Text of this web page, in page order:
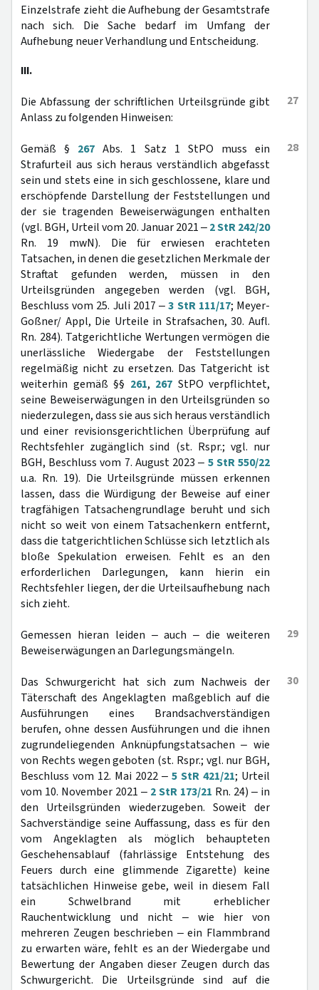
Einzelstrafe zieht die Aufhebung der Gesamtstrafe
nach sich. Die Sache bedarf im Umfang der
Aufhebung neuer Verhandlung und Entscheidung.
III.
27
Die Abfassung der schriftlichen Urteilsgründe gibt
Anlass zu folgenden Hinweisen:
28
Gemäß § 267 Abs. 1 Satz 1 StPO muss ein
Strafurteil aus sich heraus verständlich abgefasst
sein und stets eine in sich geschlossene, klare und
erschöpfende Darstellung der Feststellungen und
der sie tragenden Beweiserwägungen enthalten
(vgl. BGH, Urteil vom 20. Januar 2021 ‒2 StR 242/20
Rn. 19 mwN). Die für erwiesen erachteten
Tatsachen, in denen die gesetzlichen Merkmale der
Straftat gefunden werden, müssen in den
Urteilsgründen angegeben werden (vgl. BGH,
Beschluss vom 25. Juli 2017 ‒3 StR 111/17; Meyer-
Goßner/ Appl, Die Urteile in Strafsachen, 30. Aufl.
Rn. 284). Tatgerichtliche Wertungen vermögen die
unerlässliche Wiedergabe der Feststellungen
regelmäßig nicht zu ersetzen. Das Tatgericht ist
weiterhin gemäß §§ 261, 267 StPO verpflichtet,
seine Beweiserwägungen in den Urteilsgründen so
niederzulegen, dass sie aus sich heraus verständlich
und einer revisionsgerichtlichen Überprüfung auf
Rechtsfehler zugänglich sind (st. Rspr.; vgl. nur
BGH, Beschluss vom 7. August 2023 ‒ 5 StR 550/22
u.a. Rn. 19). Die Urteilsgründe müssen erkennen
lassen, dass die Würdigung der Beweise auf einer
tragfähigen Tatsachengrundlage beruht und sich
nicht so weit von einem Tatsachenkern entfernt,
dass die tatgerichtlichen Schlüsse sich letztlich als
bloße Spekulation erweisen. Fehlt es an den
erforderlichen Darlegungen, kann hierin ein
Rechtsfehler liegen, der die Urteilsaufhebung nach
sich zieht.
29
Gemessen hieran leiden ‒ auch ‒ die weiteren
Beweiserwägungen an Darlegungsmängeln.
30
Das Schwurgericht hat sich zum Nachweis der
Täterschaft des Angeklagten maßgeblich auf die
Ausführungen eines Brandsachverständigen
berufen, ohne dessen Ausführungen und die ihnen
zugrundeliegenden Anknüpfungstatsachen ‒ wie
von Rechts wegen geboten (st. Rspr.; vgl. nur BGH,
Beschluss vom 12. Mai 2022 ‒ 5 StR 421/21; Urteil
vom 10. November 2021 ‒ 2 StR 173/21 Rn. 24) ‒ in
den Urteilsgründen wiederzugeben. Soweit der
Sachverständige seine Auffassung, dass es für den
vom Angeklagten als möglich behaupteten
Geschehensablauf (fahrlässige Entstehung des
Feuers durch eine glimmende Zigarette) keine
tatsächlichen Hinweise gebe, weil in diesem Fall
ein Schwelbrand mit erheblicher
Rauchentwicklung und nicht ‒ wie hier von
mehreren Zeugen beschrieben ‒ ein Flammbrand
zu erwarten wäre, fehlt es an der Wiedergabe und
Bewertung der Angaben dieser Zeugen durch das
Schwurgericht. Die Urteilsgründe sind auf die